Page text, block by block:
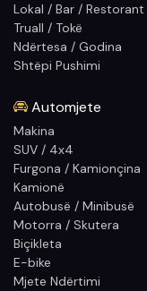
Lokal / Bar / Restorant
Truall / Tokë
Ndërtesa / Godina
Shtëpi Pushimi
Automjete
Makina
SUV / 4x4
Furgona / Kamionçina
Kamionë
Autobusë / Minibusë
Motorra / Skutera
Biçikleta
E-bike
Mjete Ndërtimi